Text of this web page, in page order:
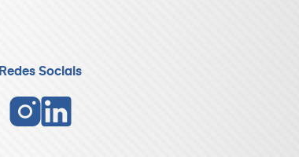
Redes Sociais